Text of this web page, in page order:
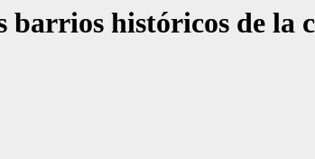
barrios históricos de la